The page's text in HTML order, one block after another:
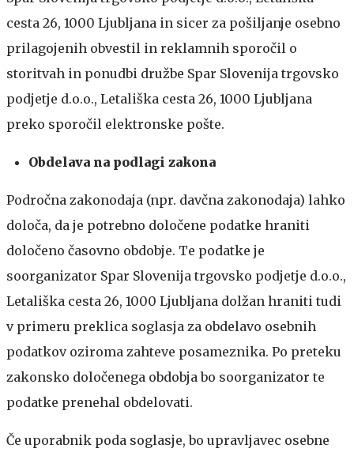
cesta 26, 1000 Ljubljana in sicer za pošiljanje osebno
prilagojenih obvestil in reklamnih sporočil o
storitvah in ponudbi družbe Spar Slovenija trgovsko
podjetje d.o.o., Letališka cesta 26, 1000 Ljubljana
preko sporočil elektronske pošte.
Obdelava na podlagi zakona
Področna zakonodaja (npr. davčna zakonodaja) lahko
določa, da je potrebno določene podatke hraniti
določeno časovno obdobje. Te podatke je
soorganizator Spar Slovenija trgovsko podjetje d.o.o.,
Letališka cesta 26, 1000 Ljubljana dolžan hraniti tudi
v primeru preklica soglasja za obdelavo osebnih
podatkov oziroma zahteve posameznika. Po preteku
zakonsko določenega obdobja bo soorganizator te
podatke prenehal obdelovati.
Če uporabnik poda soglasje, bo upravljavec osebne